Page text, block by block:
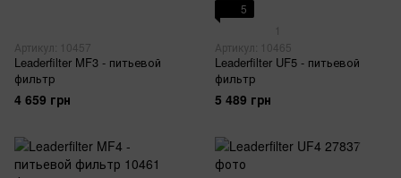
Артикул: 10457
Leaderfilter MF3 - питьевой
фильтр
4 659 грн
5
1
Артикул: 10465
Leaderfilter UF5 - питьевой
фильтр
5 489 грн